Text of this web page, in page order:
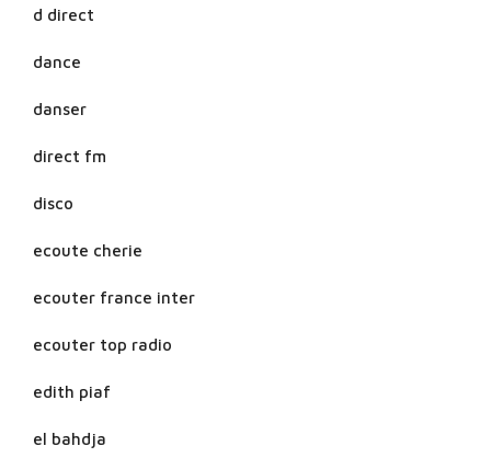
d direct
dance
danser
direct fm
disco
ecoute cherie
ecouter france inter
ecouter top radio
edith piaf
el bahdja